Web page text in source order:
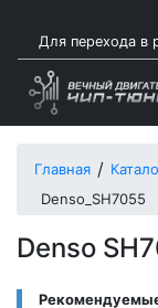
Для перехода в
Главная
Denso_SH7055
Denso